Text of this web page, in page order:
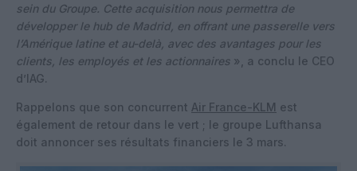
sein du Groupe. Cette acquisition nous permettra de
développer le hub de Madrid, en offrant une passerelle vers
l’Amérique latine et au-delà, avec des avantages pour les
clients, les employés et les actionnaires », a conclu le CEO
d’IAG.
Rappelons que son concurrent Air France-KLM est
également de retour dans le vert ; le groupe Lufthansa
doit annoncer ses résultats financiers le 3 mars.